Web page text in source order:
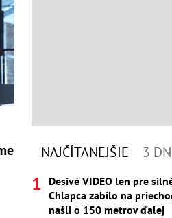
NAJČÍTANEJŠIE 3
Desivé VIDEO len pre
Chlapca zabilo na
našli o 150 metrov ďalej